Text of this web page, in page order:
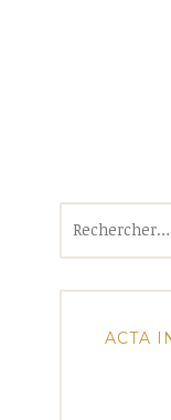
ACTA